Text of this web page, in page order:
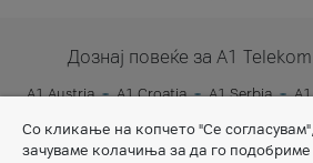
Дознај повеќе за A1
A1 Austria A1 Croatia A1 Serbia
A1 Slovenia
A1
Со кликање на копчето "Се
зачуваме колачиња за да го